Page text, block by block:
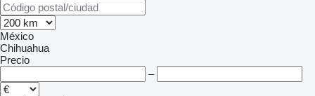
México
Chihuahua
Precio
–